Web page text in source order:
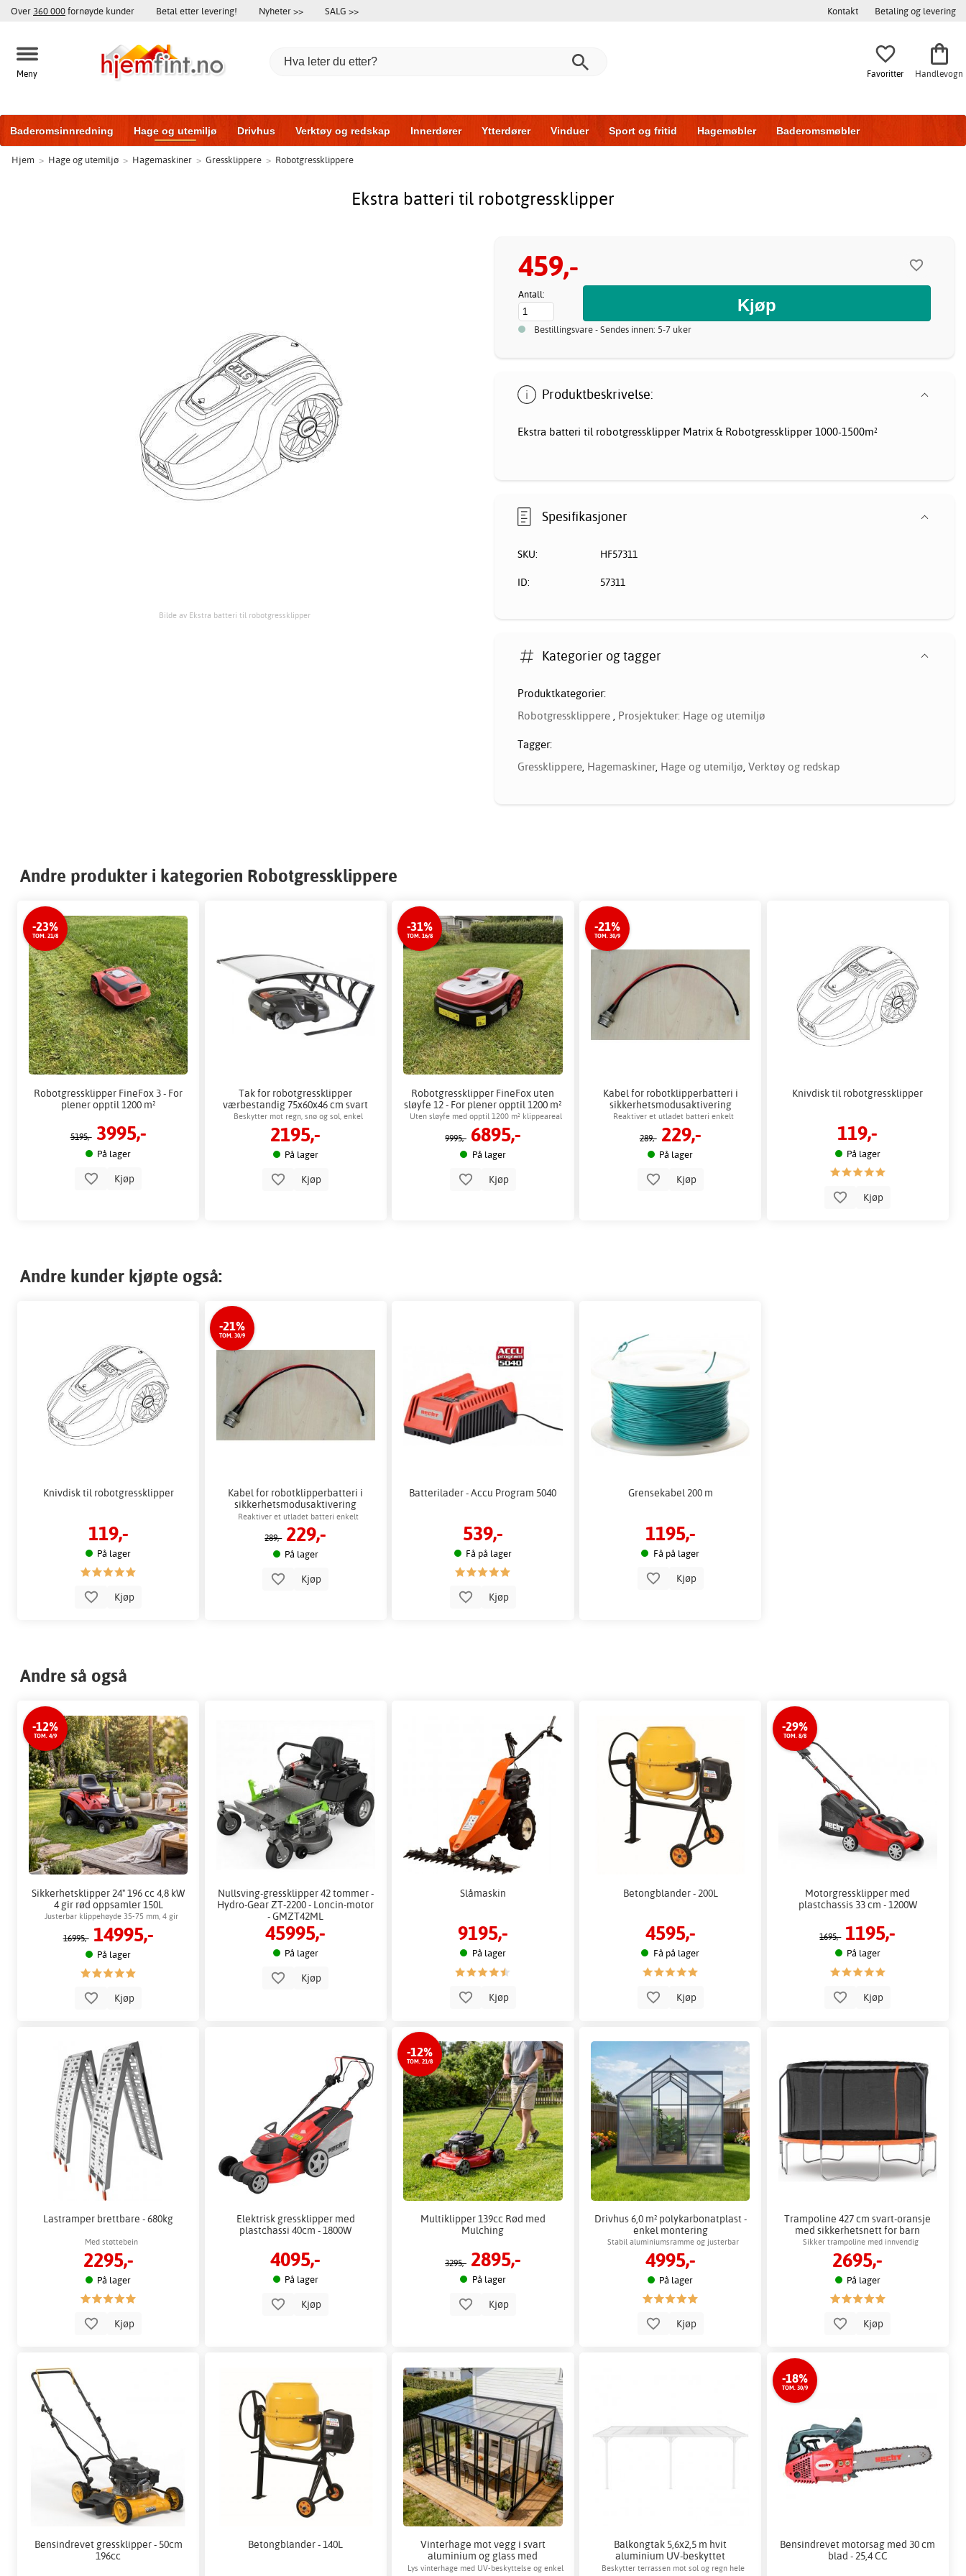
Over 360 000fornøyde kunder Betal etter levering! Nyheter >> SALG >> Kontakt Betaling og levering
Meny Favoritter Handlevogn
Baderomsinnredning Hage og utemiljø Drivhus Verktøy og redskap Innerdører Ytterdører Vinduer Sport og fritid Hagemøbler Baderomsmøbler
Hytter og friggeboder Hjem og innredning Treningsutstyr Garasjeporter
Hjem > Hage og utemiljø > Hagemaskiner > Gressklippere > Robotgressklippere
Ekstra batteri til robotgressklipper
Bilde av Ekstra batteri til robotgressklipper
459,-
Antall:
Bestillingsvare - Sendes innen: 5-7 uker
Produktbeskrivelse:
Ekstra batteri til robotgressklipper Matrix & Robotgressklipper 1000-1500m²
Spesifikasjoner
SKU: HF57311
ID: 57311
Kategorier og tagger
Produktkategorier:
Robotgressklippere , Prosjektuker: Hage og utemiljø
Tagger:
Gressklippere, Hagemaskiner, Hage og utemiljø, Verktøy og redskap
Andre produkter i kategorien Robotgressklippere
-23%
TOM. 21/8
Robotgressklipper FineFox 3 - For
plener opptil 1200 m²
5195,- 3995,-
På lager
Kjøp
Tak for robotgressklipper
værbestandig 75x60x46 cm svart
Beskytter mot regn, snø og sol, enkel
montering
2195,-
På lager
Kjøp
-31%
TOM. 16/8
Robotgressklipper FineFox uten
sløyfe 12 - For plener opptil 1200 m²
Uten sløyfe med opptil 1200 m² klippeareal
9995,- 6895,-
På lager
Kjøp
-21%
TOM. 30/9
Kabel for robotklipperbatteri i
sikkerhetsmodusaktivering
Reaktiver et utladet batteri enkelt
289,- 229,-
På lager
Kjøp
Knivdisk til robotgressklipper
119,-
På lager
Kjøp
Andre kunder kjøpte også:
Knivdisk til robotgressklipper
119,-
På lager
Kjøp
-21%
TOM. 30/9
Kabel for robotklipperbatteri i
sikkerhetsmodusaktivering
Reaktiver et utladet batteri enkelt
289,- 229,-
På lager
Kjøp
Batterilader - Accu Program 5040
539,-
Få på lager
Kjøp
Grensekabel 200 m
1195,-
Få på lager
Kjøp
Andre så også
-12%
TOM. 4/9
Sikkerhetsklipper 24" 196 cc 4,8 kW
4 gir rød oppsamler 150L
Justerbar klippehøyde 35-75 mm, 4 gir
16995,- 14995,-
På lager
Kjøp
Nullsving-gressklipper 42 tommer -
Hydro-Gear ZT-2200 - Loncin-motor
- GMZT42ML
45995,-
På lager
Kjøp
Slåmaskin
9195,-
På lager
Kjøp
Betongblander - 200L
4595,-
Få på lager
Kjøp
-29%
TOM. 8/8
Motorgressklipper med
plastchassis 33 cm - 1200W
1695,- 1195,-
På lager
Kjøp
Lastramper brettbare - 680kg
Med støttebein
2295,-
På lager
Kjøp
Elektrisk gressklipper med
plastchassi 40cm - 1800W
4095,-
På lager
Kjøp
-12%
TOM. 21/8
Multiklipper 139cc Rød med
Mulching
3295,- 2895,-
På lager
Kjøp
Drivhus 6,0 m² polykarbonatplast -
enkel montering
Stabil aluminiumsramme og justerbar
ventilasjon
4995,-
På lager
Kjøp
Trampoline 427 cm svart-oransje
med sikkerhetsnett for barn
Sikker trampoline med innvendig
sikkerhetsnett
2695,-
På lager
Kjøp
Bensindrevet gressklipper - 50cm
196cc
Betongblander - 140L
Vinterhage mot vegg i svart
aluminium og glass med
skyvedører - 14 m²
Lys vinterhage med UV-beskyttelse og enkel
Balkongtak 5,6x2,5 m hvit
aluminium UV-beskyttet
kanalplast
Beskytter terrassen mot sol og regn hele
-18%
TOM. 30/9
Bensindrevet motorsag med 30 cm
blad - 25,4 CC